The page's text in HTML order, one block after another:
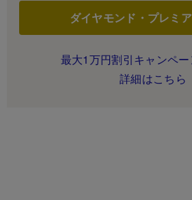
ダイヤモンド・プレミ
最大1万円割引キャンペー
詳細はこちら